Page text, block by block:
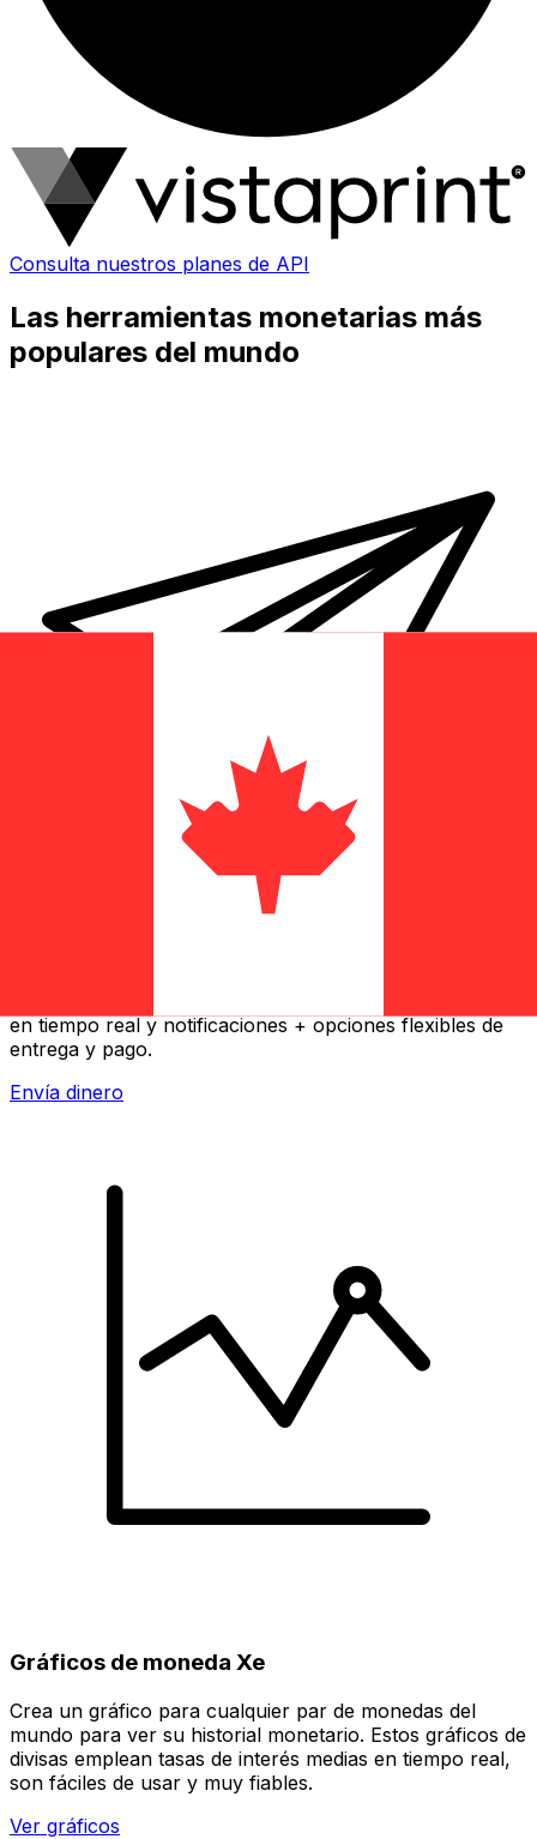
Consulta nuestros planes de API
Las herramientas monetarias más
populares del mundo
en tiempo real y notificaciones + opciones flexibles de
entrega y pago.
Envía dinero
Gráficos de moneda Xe
Crea un gráfico para cualquier par de monedas del
mundo para ver su historial monetario. Estos gráficos de
divisas emplean tasas de interés medias en tiempo real,
son fáciles de usar y muy fiables.
Ver gráficos